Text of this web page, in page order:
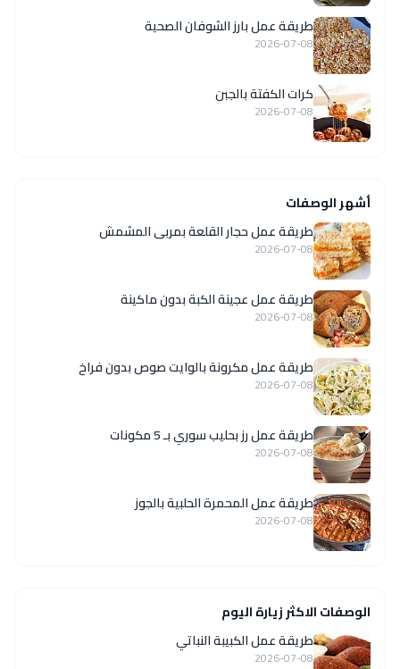
طريقة عمل بارز الشوفان الصحية
2026-07-08
كرات الكفتة بالجبن
2026-07-08
أشهر الوصفات
طريقة عمل حجار القلعة بمربى المشمش
2026-07-08
طريقة عمل عجينة الكبة بدون ماكينة
2026-07-08
طريقة عمل مكرونة بالوايت صوص بدون فراخ
2026-07-08
طريقة عمل رز بحليب سوري بـ 5 مكونات
2026-07-08
طريقة عمل المحمرة الحلبية بالجوز
2026-07-08
الوصفات الاكثر زيارة اليوم
طريقة عمل الكبيبة النباتي
2026-07-08